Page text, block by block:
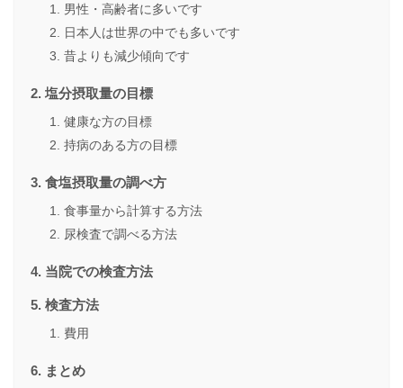
男性・高齢者に多いです
日本人は世界の中でも多いです
昔よりも減少傾向です
塩分摂取量の目標
健康な方の目標
持病のある方の目標
食塩摂取量の調べ方
食事量から計算する方法
尿検査で調べる方法
当院での検査方法
検査方法
費用
まとめ